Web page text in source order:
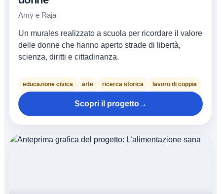
Amy e Raja
Un murales realizzato a scuola per ricordare il valore
delle donne che hanno aperto strade di libertà,
scienza, diritti e cittadinanza.
educazione civica arte ricerca storica lavoro di coppia
Scopri il progetto→